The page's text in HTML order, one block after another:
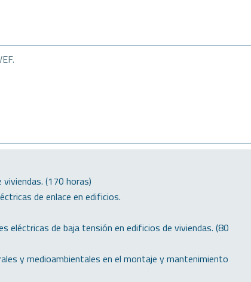
(170 horas)
de enlace en edificios.
eléctricas de baja tensión en edificios de viviendas. (80
y medioambientales en el montaje y mantenimiento